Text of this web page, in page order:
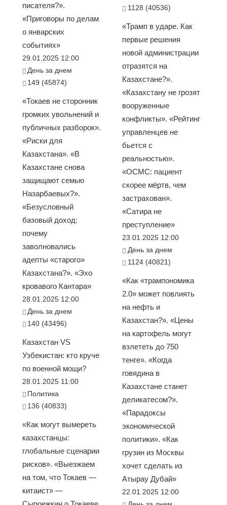
писателя?».
«Приговоры по делам
о январских
событиях»
29.01.2025 12:00
День за днем
149 (45874)
«Токаев не сторонник
громких увольнений и
публичных разборок».
«Риски для
Казахстана». «В
Казахстане снова
защищают семью
Назарбаевых?».
«Безусловный
базовый доход:
почему
заволновались
адепты «старого»
Казахстана?». «Эхо
кровавого Кантара»
28.01.2025 12:00
День за днем
140 (43496)
Казахстан VS
Узбекистан: кто круче
по военной мощи?
28.01.2025 11:00
Политика
136 (40833)
«Как могут вымереть
казахстанцы:
глобальные сценарии
рисков». «Выезжаем
на том, что Токаев —
китаист» —
1128 (40536)
«Трамп в ударе. Как
первые решения
новой администрации
отразятся на
Казахстане?».
«Казахстану не грозят
вооруженные
конфликты». «Рейтинг
управленцев не
бьется с
реальностью».
«ОСМС: пациент
скорее мёртв, чем
застрахован».
«Сатира не
преступление»
23.01.2025 12:00
День за днем
1124 (40821)
«Как «трампономика
2.0» может повлиять
на нефть и
Казахстан?». «Цены
на картофель могут
взлететь до 750
тенге». «Когда
говядина в
Казахстане станет
деликатесом?».
«Парадоксы
экономической
политики». «Как
грузин из Москвы
хочет сделать из
Атырау Дубай»
22.01.2025 12:00